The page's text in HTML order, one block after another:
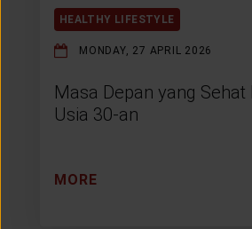
HEALTHY LIFESTYLE
MONDAY, 27 APRIL 2026
Masa Depan yang Sehat
Usia 30-an
MORE